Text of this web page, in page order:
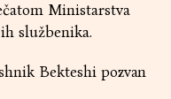
Ministarstva
službenika.
Bekteshi pozvan